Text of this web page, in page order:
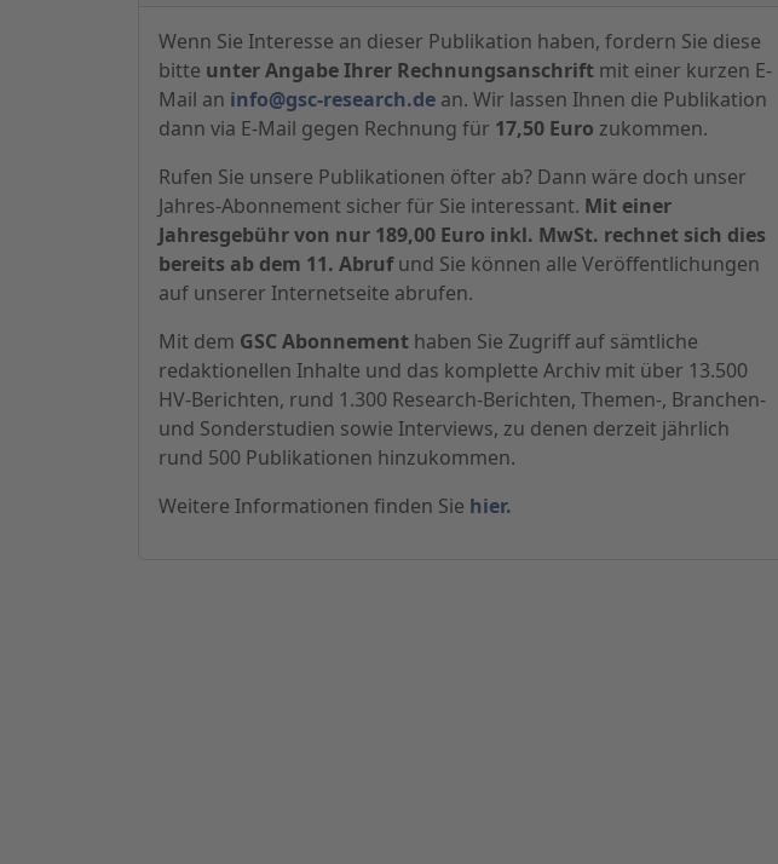
Wenn Sie Interesse an dieser Publikation haben, fordern Sie diese
bitte unter Angabe Ihrer Rechnungsanschrift mit einer kurzen E-
Mail an info@gsc-research.de an. Wir lassen Ihnen die Publikation
dann via E-Mail gegen Rechnung für 17,50 Euro zukommen.
Rufen Sie unsere Publikationen öfter ab? Dann wäre doch unser
Jahres-Abonnement sicher für Sie interessant. Mit einer
Jahresgebühr von nur 189,00 Euro inkl. MwSt. rechnet sich dies
bereits ab dem 11. Abrufund Sie können alle Veröffentlichungen
auf unserer Internetseite abrufen.
Mit dem GSC Abonnement haben Sie Zugriff auf sämtliche
redaktionellen Inhalte und das komplette Archiv mit über 13.500
HV-Berichten, rund 1.300 Research-Berichten, Themen-, Branchen-
und Sonderstudien sowie Interviews, zu denen derzeit jährlich
rund 500 Publikationen hinzukommen.
Weitere Informationen finden Sie hier.